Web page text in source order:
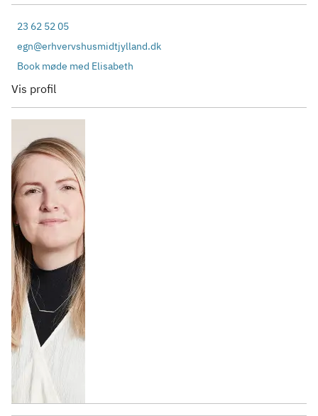
23 62 52 05
egn@erhvervshusmidtjylland.dk
Book møde med Elisabeth
Vis profil